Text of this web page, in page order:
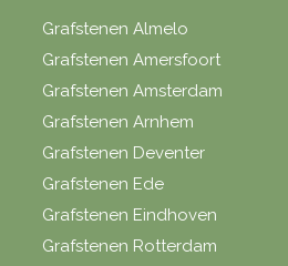
Grafstenen Almelo
Grafstenen Amersfoort
Grafstenen Amsterdam
Grafstenen Arnhem
Grafstenen Deventer
Grafstenen Ede
Grafstenen Eindhoven
Grafstenen Rotterdam